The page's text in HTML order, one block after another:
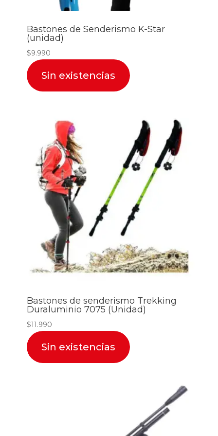
Bastones de Senderismo K-Star
(unidad)
$9.990
Sin existencias
Bastones de senderismo Trekking
Duraluminio 7075 (Unidad)
$11.990
Sin existencias